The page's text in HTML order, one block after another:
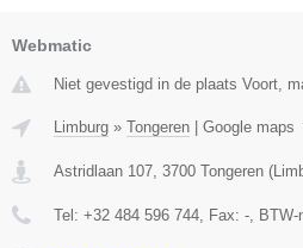
Webmatic
Niet gevestigd in de plaats Voort,
Limburg » Tongeren | Google maps
Astridlaan 107 3700 Tongeren (
Tel: +32 484 596 744 , Fax: - , BTW-